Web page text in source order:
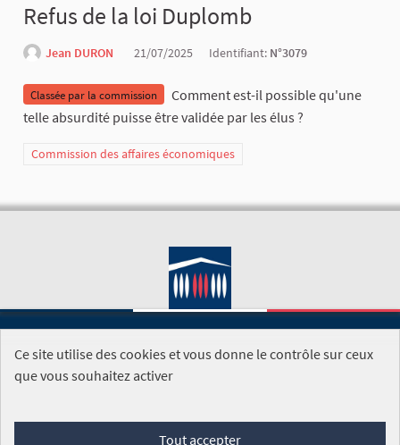
Refus de la loi Duplomb
Jean DURON 21/07/2025 Identifiant: N°3079
Classée par la commission
Comment est-il possible qu'une
telle absurdité puisse être validée par les élus ?
Commission des affaires économiques
SITE DE L'ASSEMBLÉE NATIONALE
Foire aux questions
Ce site utilise des cookies et vous donne le contrôle sur ceux
que vous souhaitez activer
Tout accepter